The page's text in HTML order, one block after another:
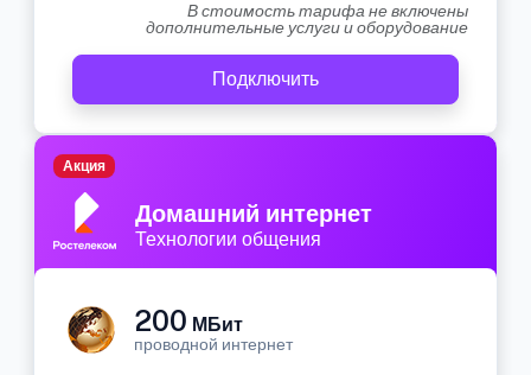
В стоимость тарифа не включены
дополнительные услуги и оборудование
Подключить
Домашний интернет
Технологии общения
Акция
200 МБит
проводной интернет